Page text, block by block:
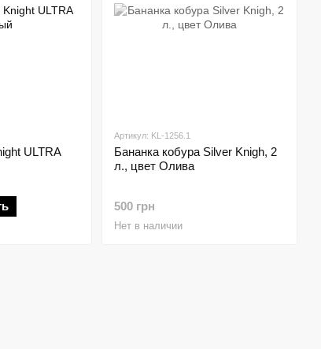
ULTRA
Артикул: KL-1256.1
Бананка кобура Silver Knigh, 2
л., цвет Олива
500 грн
Нет в наличии